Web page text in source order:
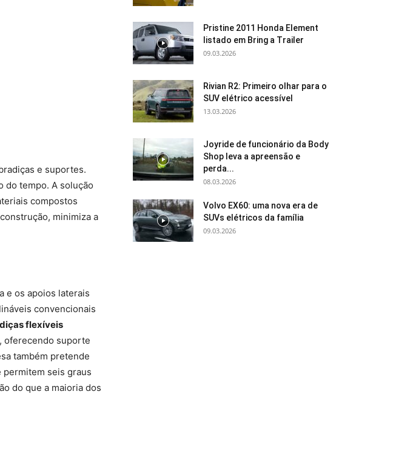
e suportes.
do tempo. A solução
compostos
minimiza a
e os apoios laterais
​​convencionais
flexíveis
oferecendo suporte
também pretende
seis graus
do que a maioria dos
Pristine 2011 Honda Element
listado em Bring a Trailer
09.03.2026
Rivian R2: Primeiro olhar para o
SUV elétrico acessível
13.03.2026
Joyride de funcionário da Body
Shop leva a apreensão e
perda...
08.03.2026
Volvo EX60: uma nova era de
SUVs elétricos da família
09.03.2026